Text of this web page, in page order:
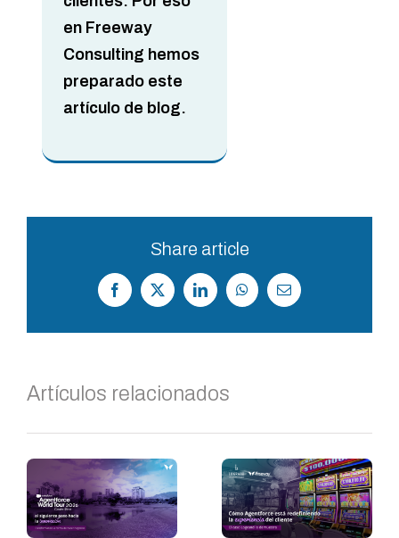
en Freeway
Consulting hemos
preparado este
artículo de blog.
Share article
Facebook
X LinkedInWhatsApp
Correo
electrónico
Artículos relacionados